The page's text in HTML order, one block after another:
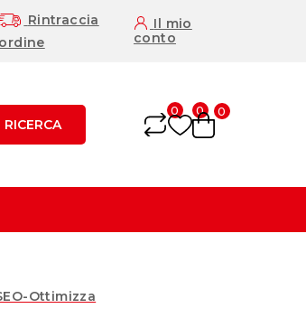
Rintraccia
ordine
Il mio
conto
RICERCA
0 0 0
Ottimizza